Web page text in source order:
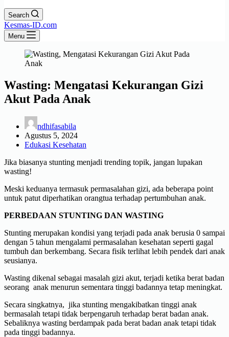
Search
Kesmas-ID.com
Menu
Wasting: Mengatasi Kekurangan Gizi
Akut Pada Anak
ndhifasabila
Agustus 5, 2024
Edukasi Kesehatan
Jika biasanya stunting menjadi trending topik, jangan lupakan
wasting!
Meski keduanya termasuk permasalahan gizi, ada beberapa point
untuk patut diperhatikan orangtua terhadap pertumbuhan anak.
PERBEDAAN STUNTING DAN WASTING
Stunting merupakan kondisi yang terjadi pada anak berusia 0 sampai
dengan 5 tahun mengalami permasalahan kesehatan seperti gagal
tumbuh dan berkembang. Secara fisik terlihat lebih pendek dari anak
seusianya.
Wasting dikenal sebagai masalah gizi akut, terjadi ketika berat badan
seorang anak menurun sementara tinggi badannya tetap meningkat.
Secara singkatnya, jika stunting mengakibatkan tinggi anak
bermasalah tetapi tidak berpengaruh terhadap berat badan anak.
Sebaliknya wasting berdampak pada berat badan anak tetapi tidak
pada tinggi badannya.